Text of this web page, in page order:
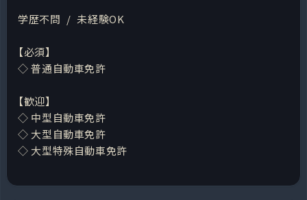
学歴不問 / 未経験OK
【必須】
◇ 普通自動車免許
【歓迎】
◇ 中型自動車免許
◇ 大型自動車免許
◇ 大型特殊自動車免許